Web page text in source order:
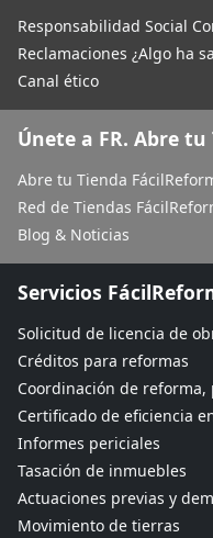
Responsabilidad Social
Reclamaciones ¿Algo ha
Canal ético
Únete a FR. Abre tu
Abre tu Tienda
Red de Tiendas
Blog & Noticias
Servicios
Solicitud de licencia de
Créditos para reformas
Coordinación de
Certificado de eficiencia
Informes periciales
Tasación de inmuebles
Actuaciones previas y
Movimiento de tierras